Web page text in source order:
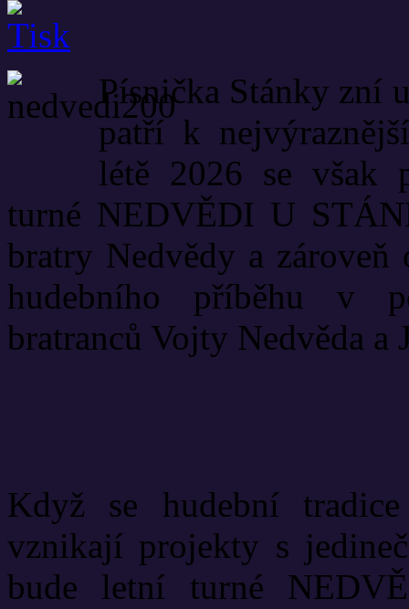
Písnička Stánky zní
patří k
létě 2026 se však
turné NEDVĚDI U
bratry Nedvědy a
hudebního příběhu v
bratranců Vojty Nedvěda a
Když se hudební
vznikají projekty s
bude letní turné